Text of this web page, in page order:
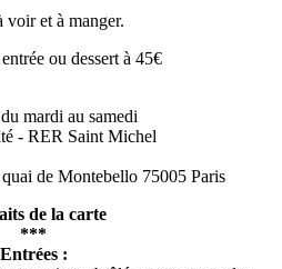
voir et à manger.
ou dessert à 45€
mardi au samedi
- RER Saint Michel
de Montebello 75005 Paris
de la carte
***
Entrées :